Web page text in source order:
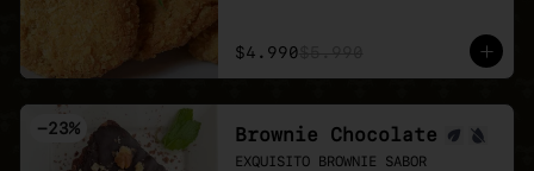
menú del día:
MAR 04: Poyo Katsu curry
MIÉ 05: Albondigas + Spaguetti
JUE 06: Seitan Saltado + arroz
+ papas fritas
extra.
$4.990
-23% Brownie Chocolate
EXQUISITO BROWNIE SABOR